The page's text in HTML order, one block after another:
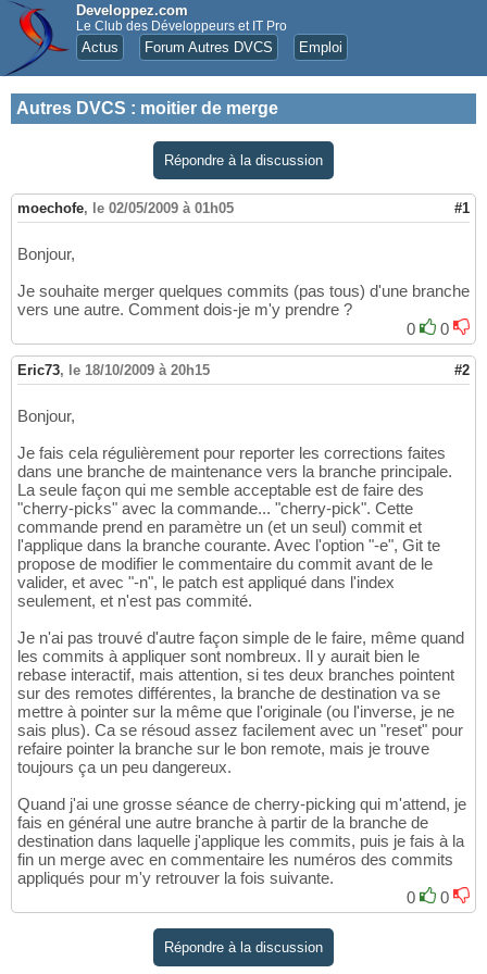
Developpez.com
Le Club des Développeurs et IT Pro
Actus Forum Autres DVCS Emploi
Autres DVCS : moitier de merge
Répondre à la discussion
moechofe, le 02/05/2009 à 01h05 #1
Bonjour,
Je souhaite merger quelques commits (pas tous) d'une branche
vers une autre. Comment dois-je m'y prendre ?
0
0
Eric73, le 18/10/2009 à 20h15 #2
Bonjour,
Je fais cela régulièrement pour reporter les corrections faites
dans une branche de maintenance vers la branche principale.
La seule façon qui me semble acceptable est de faire des
"cherry-picks" avec la commande... "cherry-pick". Cette
commande prend en paramètre un (et un seul) commit et
l'applique dans la branche courante. Avec l'option "-e", Git te
propose de modifier le commentaire du commit avant de le
valider, et avec "-n", le patch est appliqué dans l'index
seulement, et n'est pas commité.
Je n'ai pas trouvé d'autre façon simple de le faire, même quand
les commits à appliquer sont nombreux. Il y aurait bien le
rebase interactif, mais attention, si tes deux branches pointent
sur des remotes différentes, la branche de destination va se
mettre à pointer sur la même que l'originale (ou l'inverse, je ne
sais plus). Ca se résoud assez facilement avec un "reset" pour
refaire pointer la branche sur le bon remote, mais je trouve
toujours ça un peu dangereux.
Quand j'ai une grosse séance de cherry-picking qui m'attend, je
fais en général une autre branche à partir de la branche de
destination dans laquelle j'applique les commits, puis je fais à la
fin un merge avec en commentaire les numéros des commits
appliqués pour m'y retrouver la fois suivante.
0
0
Répondre à la discussion